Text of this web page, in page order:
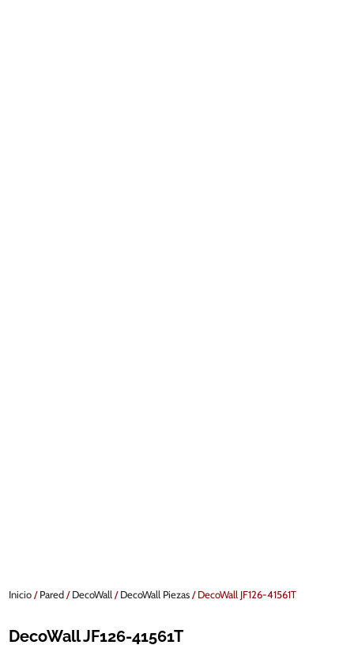
Inicio/Pared/DecoWall /DecoWall Piezas/ DecoWall JF126-41561T
DecoWall JF126-41561T